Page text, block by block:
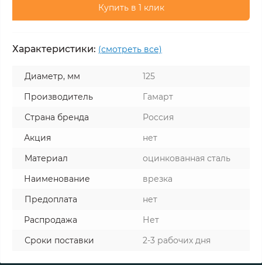
Купить в 1 клик
Характеристики: (смотреть все)
Диаметр, мм
125
Производитель
Гамарт
Страна бренда
Россия
Акция
нет
Материал
оцинкованная сталь
Наименование
врезка
Предоплата
нет
Распродажа
Нет
Сроки поставки
2-3 рабочих дня